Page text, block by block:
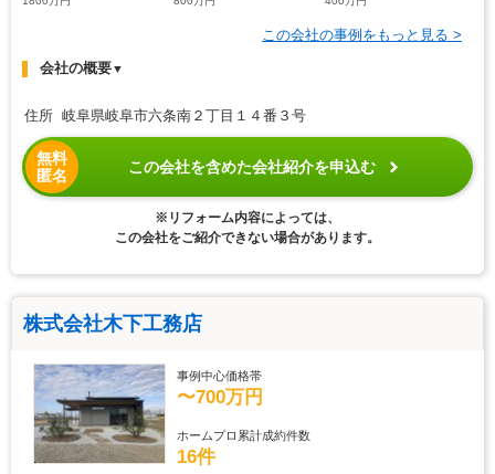
この会社の事例をもっと見る >
会社の概要▼
住所 岐阜県岐阜市六条南２丁目１４番３号
無料
匿名
この会社を含めた会社紹介を申込む
※リフォーム内容によっては、
この会社をご紹介できない場合があります。
株式会社木下工務店
事例中心価格帯
〜700万円
ホームプロ累計成約件数
16件